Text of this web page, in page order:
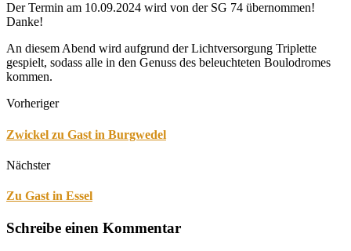
Der Termin am 10.09.2024 wird von der SG 74 übernommen!
Danke!
An diesem Abend wird aufgrund der Lichtversorgung Triplette
gespielt, sodass alle in den Genuss des beleuchteten Boulodromes
kommen.
Vorheriger
Zwickel zu Gast in Burgwedel
Nächster
Zu Gast in Essel
Schreibe einen Kommentar